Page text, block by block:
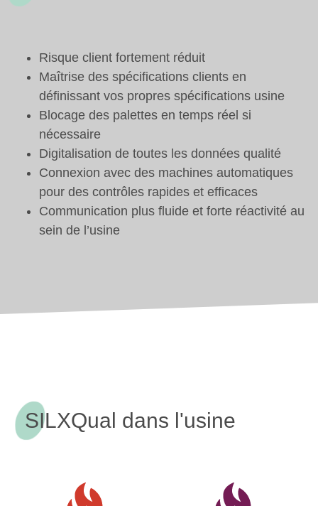
Risque client fortement réduit
Maîtrise des spécifications clients en
définissant vos propres spécifications usine
Blocage des palettes en temps réel si
nécessaire
Digitalisation de toutes les données qualité
Connexion avec des machines automatiques
pour des contrôles rapides et efficaces
Communication plus fluide et forte réactivité au
sein de l’usine
SILXQual dans l'usine